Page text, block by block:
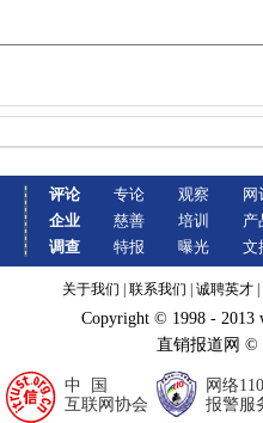
评论
企业
调查
专论
慈善
特报
观察
培训
曝光
网
产
文
关于我们 联系我们 诚聘英才
Copyright © 1998 - 2013
直销报道网
中 国
互联网协会
网络110
报警服